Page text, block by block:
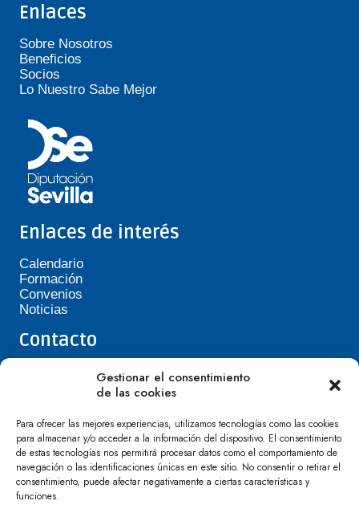
Gestionar el consentimiento
de las cookies
Para ofrecer las mejores experiencias, utilizamos tecnologías como las cookies
para almacenar y/o acceder a la información del dispositivo. El consentimiento
de estas tecnologías nos permitirá procesar datos como el comportamiento de
navegación o las identificaciones únicas en este sitio. No consentir o retirar el
consentimiento, puede afectar negativamente a ciertas características y
funciones.
Enlaces
Sobre Nosotros
Beneficios
Socios
Lo Nuestro Sabe Mejor
Enlaces de interés
Calendario
Formación
Convenios
Noticias
Contacto
Teléfono de Asepavi: 623 394 601
asepavi20@gmail.com
Villafranca